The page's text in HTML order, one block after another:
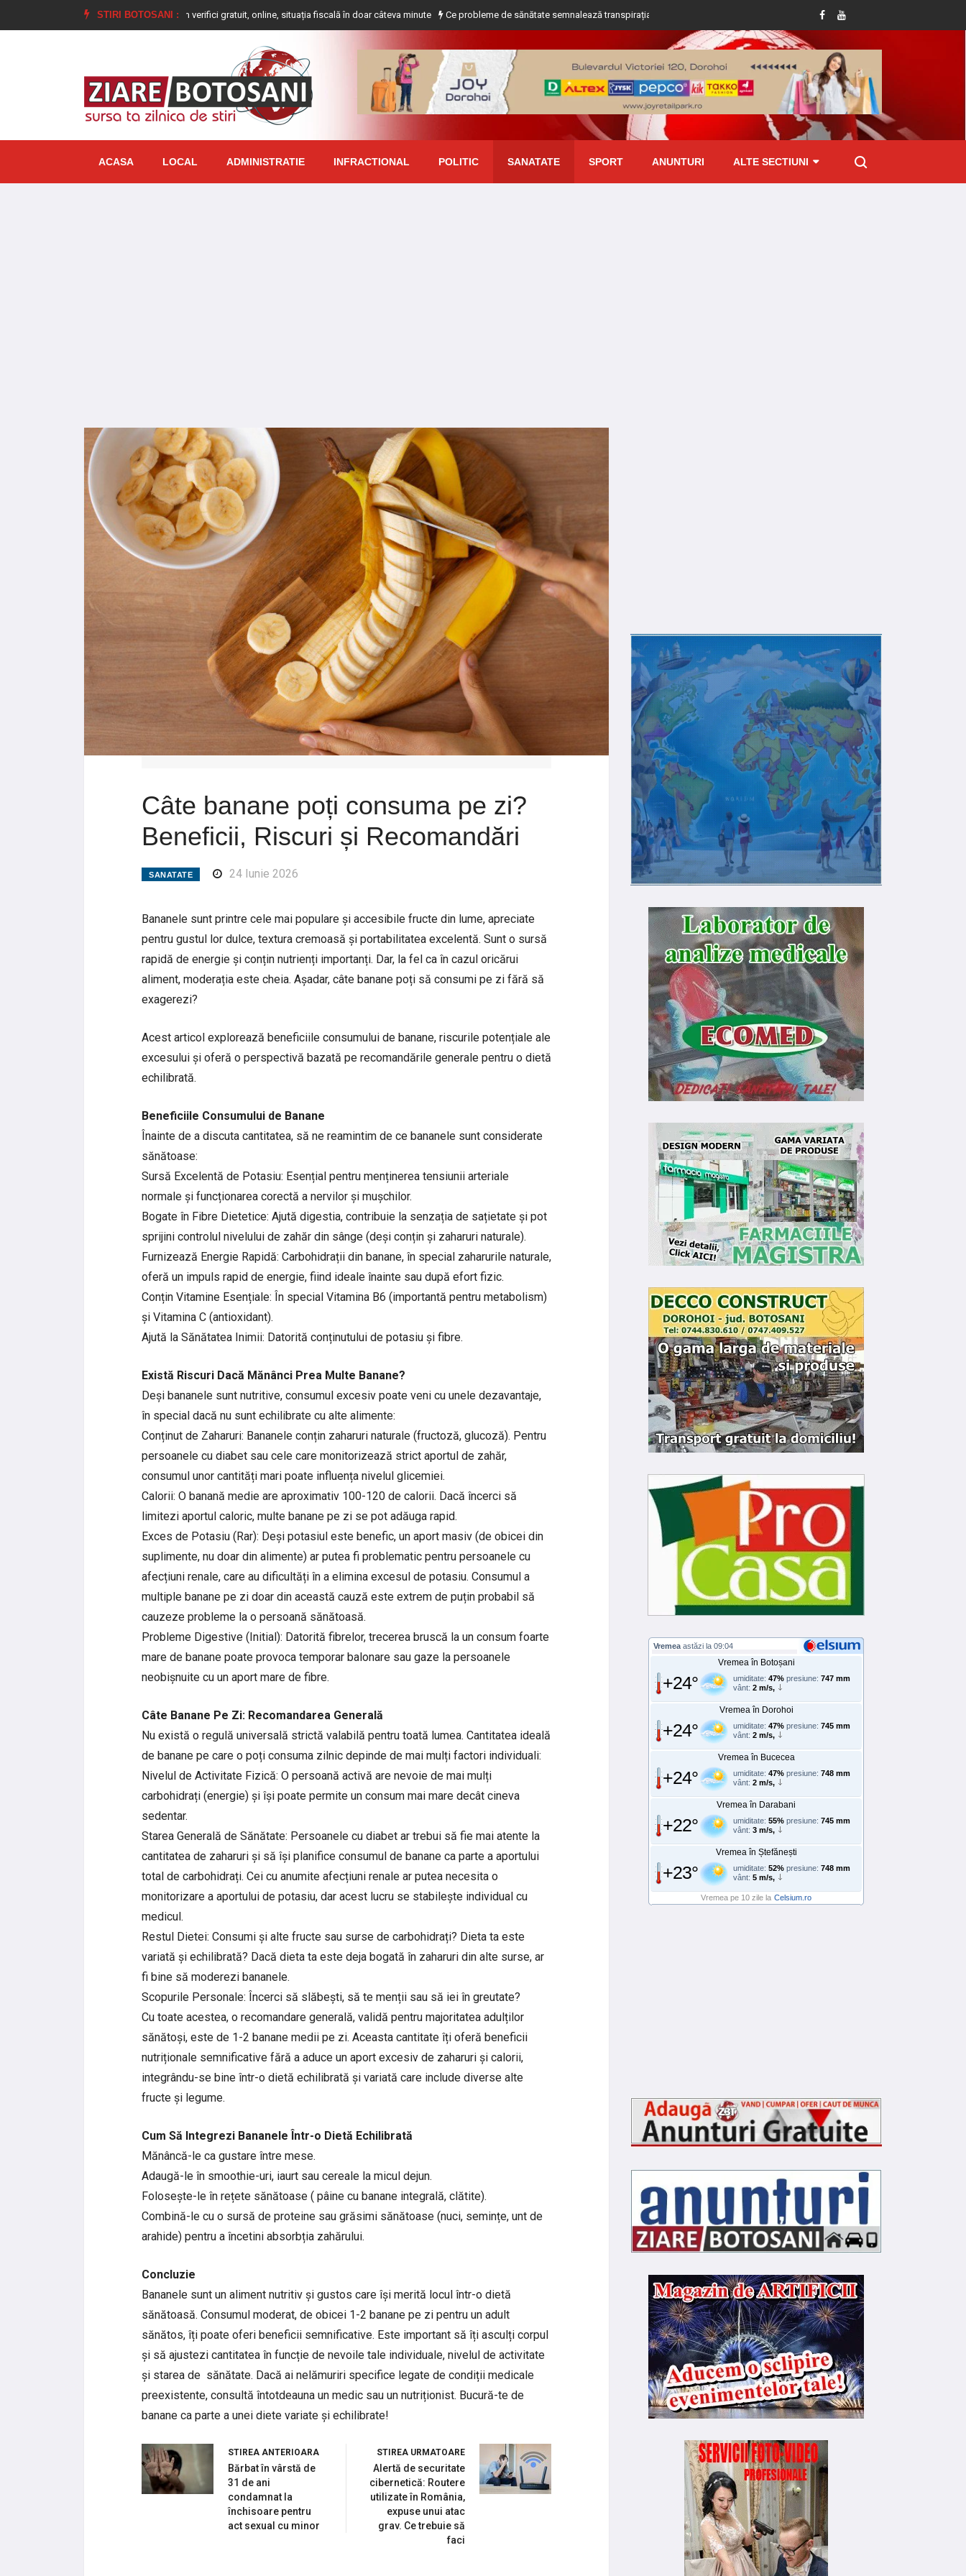
STIRI BOTOSANI :
Ai datorii la ANAF? Cum verifici gratuit, online, situația fiscală în doar câteva minute Ce probleme de sănătate semnalează transpirația excesivă Tânără ajunsă la Spitalul Dorohoi cu tot cu mixer, după ce și-a prins
ACASA LOCAL ADMINISTRATIE INFRACTIONAL POLITIC SANATATE SPORT ANUNTURI ALTE SECTIUNI
Câte banane poți consuma pe zi?
Beneficii, Riscuri și Recomandări
SANATATE 24 Iunie 2026
Bananele sunt printre cele mai populare și accesibile fructe din lume, apreciate
pentru gustul lor dulce, textura cremoasă și portabilitatea excelentă. Sunt o sursă
rapidă de energie și conțin nutrienți importanți. Dar, la fel ca în cazul oricărui
aliment, moderația este cheia. Așadar, câte banane poți să consumi pe zi fără să
exagerezi?
Acest articol explorează beneficiile consumului de banane, riscurile potențiale ale
excesului și oferă o perspectivă bazată pe recomandările generale pentru o dietă
echilibrată.
Beneficiile Consumului de Banane
Înainte de a discuta cantitatea, să ne reamintim de ce bananele sunt considerate
sănătoase:
Sursă Excelentă de Potasiu: Esențial pentru menținerea tensiunii arteriale
normale și funcționarea corectă a nervilor și mușchilor.
Bogate în Fibre Dietetice: Ajută digestia, contribuie la senzația de sațietate și pot
sprijini controlul nivelului de zahăr din sânge (deși conțin și zaharuri naturale).
Furnizează Energie Rapidă: Carbohidrații din banane, în special zaharurile naturale,
oferă un impuls rapid de energie, fiind ideale înainte sau după efort fizic.
Conțin Vitamine Esențiale: În special Vitamina B6 (importantă pentru metabolism)
și Vitamina C (antioxidant).
Ajută la Sănătatea Inimii: Datorită conținutului de potasiu și fibre.
Există Riscuri Dacă Mănânci Prea Multe Banane?
Deși bananele sunt nutritive, consumul excesiv poate veni cu unele dezavantaje,
în special dacă nu sunt echilibrate cu alte alimente:
Conținut de Zaharuri: Bananele conțin zaharuri naturale (fructoză, glucoză). Pentru
persoanele cu diabet sau cele care monitorizează strict aportul de zahăr,
consumul unor cantități mari poate influența nivelul glicemiei.
Calorii: O banană medie are aproximativ 100-120 de calorii. Dacă încerci să
limitezi aportul caloric, multe banane pe zi se pot adăuga rapid.
Exces de Potasiu (Rar): Deși potasiul este benefic, un aport masiv (de obicei din
suplimente, nu doar din alimente) ar putea fi problematic pentru persoanele cu
afecțiuni renale, care au dificultăți în a elimina excesul de potasiu. Consumul a
multiple banane pe zi doar din această cauză este extrem de puțin probabil să
cauzeze probleme la o persoană sănătoasă.
Probleme Digestive (Initial): Datorită fibrelor, trecerea bruscă la un consum foarte
mare de banane poate provoca temporar balonare sau gaze la persoanele
neobișnuite cu un aport mare de fibre.
Câte Banane Pe Zi: Recomandarea Generală
Nu există o regulă universală strictă valabilă pentru toată lumea. Cantitatea ideală
de banane pe care o poți consuma zilnic depinde de mai mulți factori individuali:
Nivelul de Activitate Fizică: O persoană activă are nevoie de mai mulți
carbohidrați (energie) și își poate permite un consum mai mare decât cineva
sedentar.
Starea Generală de Sănătate: Persoanele cu diabet ar trebui să fie mai atente la
cantitatea de zaharuri și să își planifice consumul de banane ca parte a aportului
total de carbohidrați. Cei cu anumite afecțiuni renale ar putea necesita o
monitorizare a aportului de potasiu, dar acest lucru se stabilește individual cu
medicul.
Restul Dietei: Consumi și alte fructe sau surse de carbohidrați? Dieta ta este
variată și echilibrată? Dacă dieta ta este deja bogată în zaharuri din alte surse, ar
fi bine să moderezi bananele.
Scopurile Personale: Încerci să slăbești, să te menții sau să iei în greutate?
Cu toate acestea, o recomandare generală, validă pentru majoritatea adulților
sănătoși, este de 1-2 banane medii pe zi. Aceasta cantitate îți oferă beneficii
nutriționale semnificative fără a aduce un aport excesiv de zaharuri și calorii,
integrându-se bine într-o dietă echilibrată și variată care include diverse alte
fructe și legume.
Cum Să Integrezi Bananele Într-o Dietă Echilibrată
Mănâncă-le ca gustare între mese.
Adaugă-le în smoothie-uri, iaurt sau cereale la micul dejun.
Folosește-le în rețete sănătoase ( pâine cu banane integrală, clătite).
Combină-le cu o sursă de proteine sau grăsimi sănătoase (nuci, semințe, unt de
arahide) pentru a încetini absorbția zahărului.
Concluzie
Bananele sunt un aliment nutritiv și gustos care își merită locul într-o dietă
sănătoasă. Consumul moderat, de obicei 1-2 banane pe zi pentru un adult
sănătos, îți poate oferi beneficii semnificative. Este important să îți asculți corpul
și să ajustezi cantitatea în funcție de nevoile tale individuale, nivelul de activitate
și starea de sănătate. Dacă ai nelămuriri specifice legate de condiții medicale
preexistente, consultă întotdeauna un medic sau un nutriționist. Bucură-te de
banane ca parte a unei diete variate și echilibrate!
STIREA ANTERIOARA
Bărbat în vârstă de
31 de ani
condamnat la
închisoare pentru
act sexual cu minor
STIREA URMATOARE
Alertă de securitate
cibernetică: Routere
utilizate în România,
expuse unui atac
grav. Ce trebuie să
faci
Vremea astăzi la 09:04
Vremea în Botoșani
+24° umiditate: 47% presiune: 747 mm
vânt: 2 m/s,
Vremea în Dorohoi
+24° umiditate: 47% presiune: 745 mm
vânt: 2 m/s,
Vremea în Bucecea
+24° umiditate: 47% presiune: 748 mm
vânt: 2 m/s,
Vremea în Darabani
+22° umiditate: 55% presiune: 745 mm
vânt: 3 m/s,
Vremea în Ștefănești
+23° umiditate: 52% presiune: 748 mm
vânt: 5 m/s,
Vremea pe 10 zile la Celsium.ro